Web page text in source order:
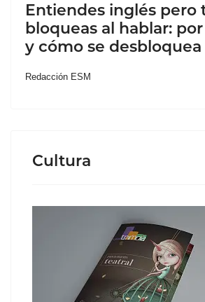
Entiendes inglés pero
bloqueas al hablar:
y cómo se desbloquea
Redacción ESM
Cultura